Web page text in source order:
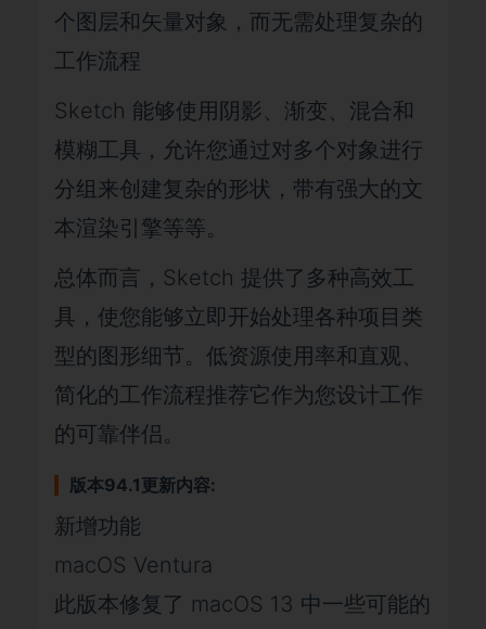
个图层和矢量对象，而无需处理复杂的
工作流程
Sketch 能够使用阴影、渐变、混合和
模糊工具，允许您通过对多个对象进行
分组来创建复杂的形状，带有强大的文
本渲染引擎等等。
总体而言，Sketch 提供了多种高效工
具，使您能够立即开始处理各种项目类
型的图形细节。低资源使用率和直观、
简化的工作流程推荐它作为您设计工作
的可靠伴侣。
版本94.1更新内容:
新增功能
macOS Ventura
此版本修复了 macOS 13 中一些可能的